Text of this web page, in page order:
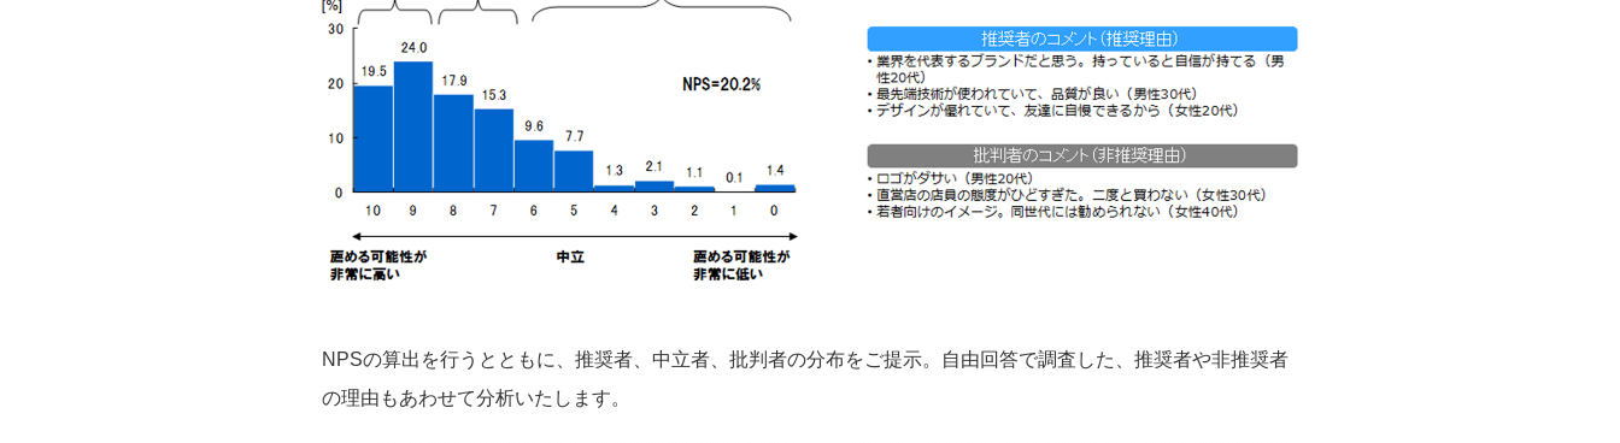
NPSの算出を行うとともに、推奨者、中立者、批判者の分布をご提示。自由回答で調査した、推奨者や非推奨者
の理由もあわせて分析いたします。